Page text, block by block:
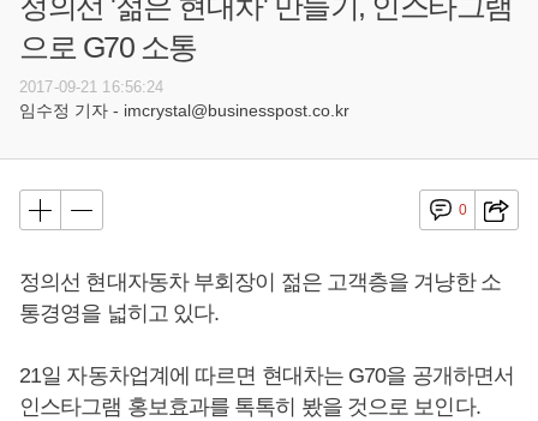
으로 G70 소통
2017-09-21 16:56:24
임수정 기자 - imcrystal@businesspost.co.kr
0
정의선 현대자동차 부회장이 젊은 고객층을 겨냥한 소
통경영을 넓히고 있다.
21일 자동차업계에 따르면 현대차는 G70을 공개하면서
인스타그램 홍보효과를 톡톡히 봤을 것으로 보인다.